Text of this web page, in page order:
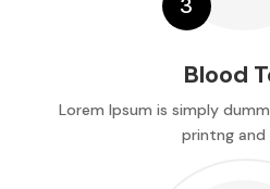
Blood
Lorem Ipsum is simply
printng